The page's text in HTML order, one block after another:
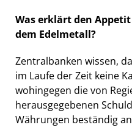
Was erklärt den
dem Edelmetall?
Zentralbanken wissen,
im Laufe der Zeit keine
wohingegen die von
herausgegebenen
Währungen beständig